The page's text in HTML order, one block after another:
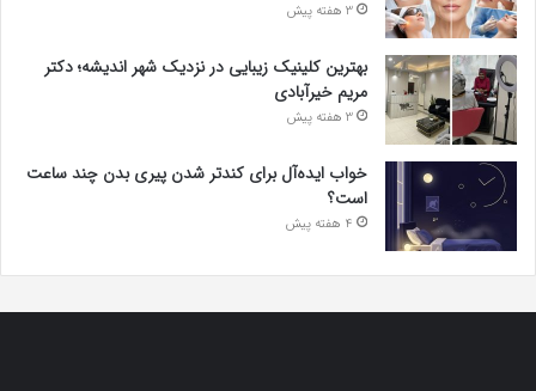
3 هفته پیش
بهترین کلینیک زیبایی در نزدیک شهر اندیشه؛ دکتر
مریم خیرآبادی
3 هفته پیش
خواب ایده‌آل برای کندتر شدن پیری بدن چند ساعت
است؟
4 هفته پیش